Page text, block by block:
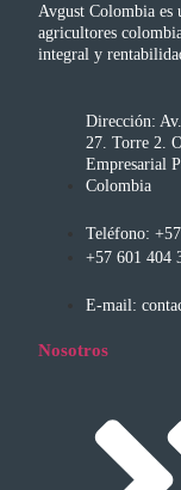
Avgust Colombia es
agricultores
integral y
Dirección:
27. Torre 2.
Empresarial
Colombia
Teléfono:
+57 601 404
E-mail:
Nosotros